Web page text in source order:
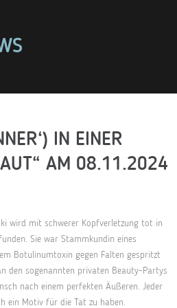
IN EINER
AM 08.11.2024
wird mit schwerer Kopfverletzung tot in
Sie war Stammkundin eines
Botulinumtoxin gegen Falten gespritzt
den sogenannten privaten Beauty-Partys
nach einem perfekten Äußeren. Jeder
ein Motiv für die Tat zu haben.